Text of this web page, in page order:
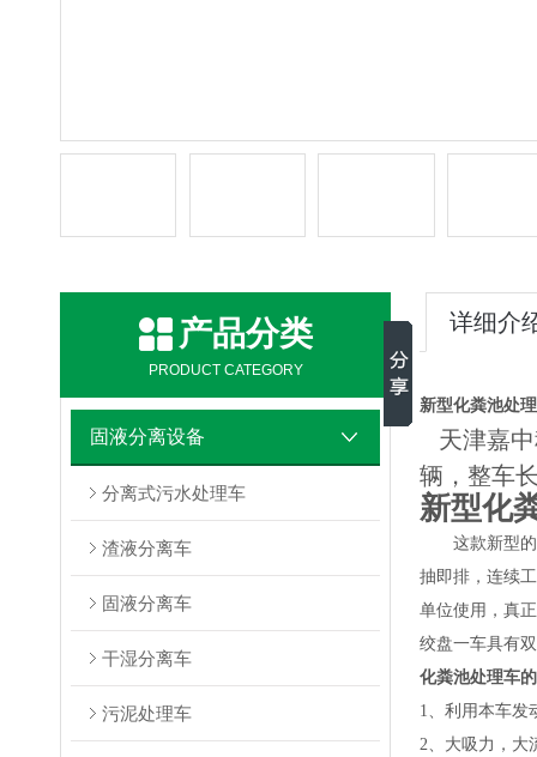
产品分类
PRODUCT CATEGORY
固液分离设备
分离式污水处理车
渣液分离车
固液分离车
干湿分离车
污泥处理车
详细介
新型化粪池处
天津嘉
辆，整车
新型化
这款新型
抽即排，连续
单位使用，真
绞盘一车具有
化粪池处理车
1、利用本车发
2、大吸力，大